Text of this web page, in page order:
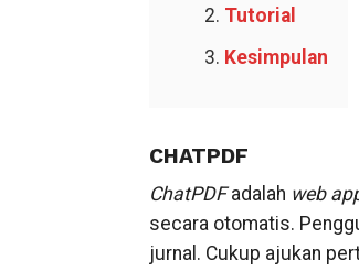
Tutorial
Kesimpulan
CHATPDF
ChatPDFadalah web
secara otomatis.
jurnal. Cukup ajukan